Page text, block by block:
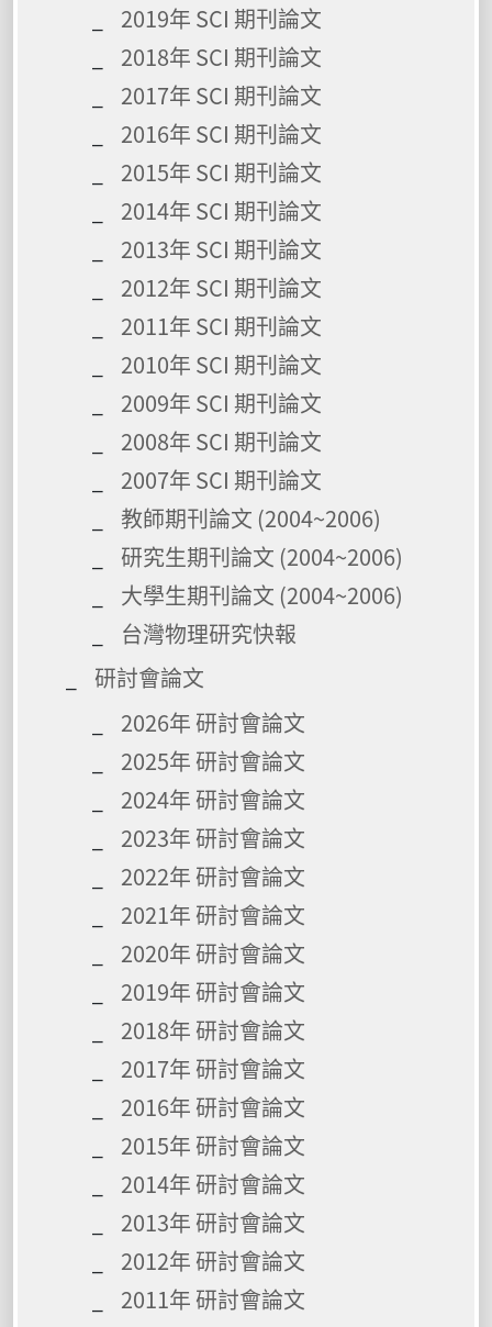
2019年 SCI 期刊論文
2018年 SCI 期刊論文
2017年 SCI 期刊論文
2016年 SCI 期刊論文
2015年 SCI 期刊論文
2014年 SCI 期刊論文
2013年 SCI 期刊論文
2012年 SCI 期刊論文
2011年 SCI 期刊論文
2010年 SCI 期刊論文
2009年 SCI 期刊論文
2008年 SCI 期刊論文
2007年 SCI 期刊論文
教師期刊論文 (2004~2006)
研究生期刊論文 (2004~2006)
大學生期刊論文 (2004~2006)
台灣物理研究快報
研討會論文
2026年 研討會論文
2025年 研討會論文
2024年 研討會論文
2023年 研討會論文
2022年 研討會論文
2021年 研討會論文
2020年 研討會論文
2019年 研討會論文
2018年 研討會論文
2017年 研討會論文
2016年 研討會論文
2015年 研討會論文
2014年 研討會論文
2013年 研討會論文
2012年 研討會論文
2011年 研討會論文